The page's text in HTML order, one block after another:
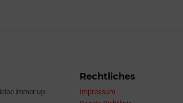
immer up
Rechtliches
Impressum